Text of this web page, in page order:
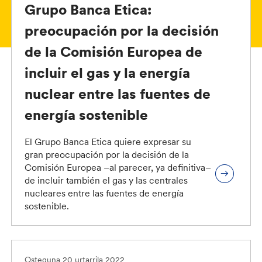
Grupo Banca Etica:
preocupación por la decisión
de la Comisión Europea de
incluir el gas y la energía
nuclear entre las fuentes de
energía sostenible
El Grupo Banca Etica quiere expresar su
gran preocupación por la decisión de la
Comisión Europea –al parecer, ya definitiva–
de incluir también el gas y las centrales
nucleares entre las fuentes de energía
sostenible.
Osteguna 20 urtarrila 2022